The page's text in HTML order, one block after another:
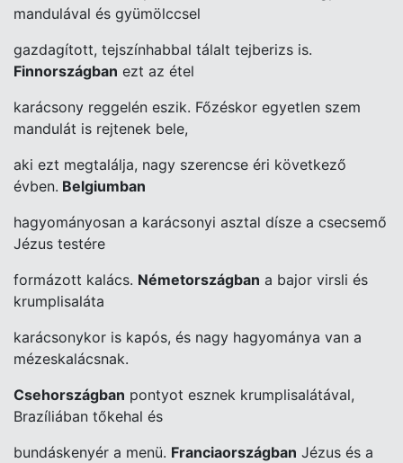
mandulával és gyümölccsel
gazdagított, tejszínhabbal tálalt tejberizs is.
Finnországban ezt az étel
karácsony reggelén eszik. Főzéskor egyetlen szem
mandulát is rejtenek bele,
aki ezt megtalálja, nagy szerencse éri következő
évben. Belgiumban
hagyományosan a karácsonyi asztal dísze a csecsemő
Jézus testére
formázott kalács. Németországban a bajor virsli és
krumplisaláta
karácsonykor is kapós, és nagy hagyománya van a
mézeskalácsnak.
Csehországban pontyot esznek krumplisalátával,
Brazíliában tőkehal és
bundáskenyér a menü. Franciaországban Jézus és a